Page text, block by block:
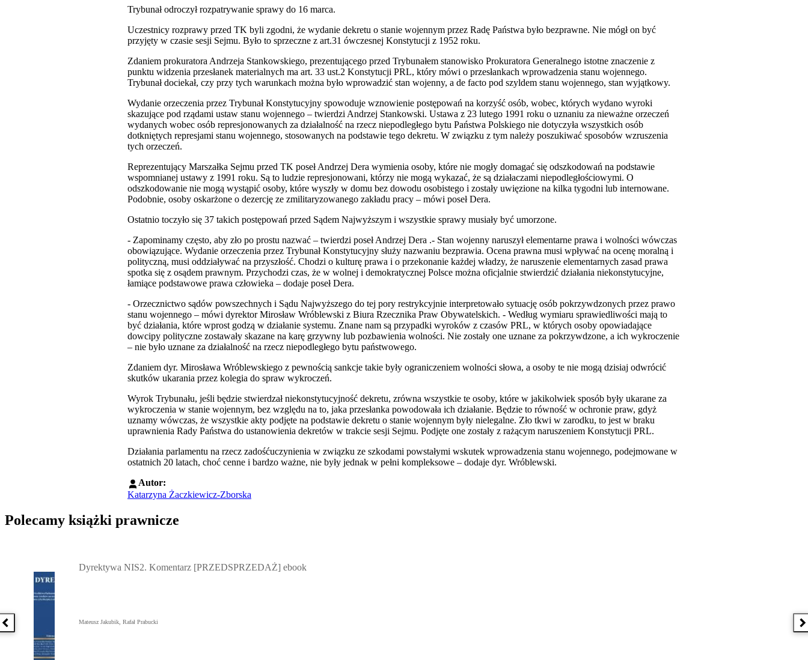
Trybunał odroczył rozpatrywanie sprawy do 16 marca.
Uczestnicy rozprawy przed TK byli zgodni, że wydanie dekretu o stanie wojennym przez Radę Państwa było bezprawne. Nie mógł on być
przyjęty w czasie sesji Sejmu. Było to sprzeczne z art.31 ówczesnej Konstytucji z 1952 roku.
Zdaniem prokuratora Andrzeja Stankowskiego, prezentującego przed Trybunałem stanowisko Prokuratora Generalnego istotne znaczenie z
punktu widzenia przesłanek materialnych ma art. 33 ust.2 Konstytucji PRL, który mówi o przesłankach wprowadzenia stanu wojennego.
Trybunał dociekał, czy przy tych warunkach można było wprowadzić stan wojenny, a de facto pod szyldem stanu wojennego, stan wyjątkowy.
Wydanie orzeczenia przez Trybunał Konstytucyjny spowoduje wznowienie postępowań na korzyść osób, wobec, których wydano wyroki
skazujące pod rządami ustaw stanu wojennego – twierdzi Andrzej Stankowski. Ustawa z 23 lutego 1991 roku o uznaniu za nieważne orzeczeń
wydanych wobec osób represjonowanych za działalność na rzecz niepodległego bytu Państwa Polskiego nie dotyczyła wszystkich osób
dotkniętych represjami stanu wojennego, stosowanych na podstawie tego dekretu. W związku z tym należy poszukiwać sposobów wzruszenia
tych orzeczeń.
Reprezentujący Marszałka Sejmu przed TK poseł Andrzej Dera wymienia osoby, które nie mogły domagać się odszkodowań na podstawie
wspomnianej ustawy z 1991 roku. Są to ludzie represjonowani, którzy nie mogą wykazać, że są działaczami niepodległościowymi. O
odszkodowanie nie mogą wystąpić osoby, które wyszły w domu bez dowodu osobistego i zostały uwięzione na kilka tygodni lub internowane.
Podobnie, osoby oskarżone o dezercję ze zmilitaryzowanego zakładu pracy – mówi poseł Dera.
Ostatnio toczyło się 37 takich postępowań przed Sądem Najwyższym i wszystkie sprawy musiały być umorzone.
- Zapominamy często, aby zło po prostu nazwać – twierdzi poseł Andrzej Dera .- Stan wojenny naruszył elementarne prawa i wolności wówczas
obowiązujące. Wydanie orzeczenia przez Trybunał Konstytucyjny służy nazwaniu bezprawia. Ocena prawna musi wpływać na ocenę moralną i
polityczną, musi oddziaływać na przyszłość. Chodzi o kulturę prawa i o przekonanie każdej władzy, że naruszenie elementarnych zasad prawa
spotka się z osądem prawnym. Przychodzi czas, że w wolnej i demokratycznej Polsce można oficjalnie stwierdzić działania niekonstytucyjne,
łamiące podstawowe prawa człowieka – dodaje poseł Dera.
- Orzecznictwo sądów powszechnych i Sądu Najwyższego do tej pory restrykcyjnie interpretowało sytuację osób pokrzywdzonych przez prawo
stanu wojennego – mówi dyrektor Mirosław Wróblewski z Biura Rzecznika Praw Obywatelskich. - Według wymiaru sprawiedliwości mają to
być działania, które wprost godzą w działanie systemu. Znane nam są przypadki wyroków z czasów PRL, w których osoby opowiadające
dowcipy polityczne zostawały skazane na karę grzywny lub pozbawienia wolności. Nie zostały one uznane za pokrzywdzone, a ich wykroczenie
– nie było uznane za działalność na rzecz niepodległego bytu państwowego.
Zdaniem dyr. Mirosława Wróblewskiego z pewnością sankcje takie były ograniczeniem wolności słowa, a osoby te nie mogą dzisiaj odwrócić
skutków ukarania przez kolegia do spraw wykroczeń.
Wyrok Trybunału, jeśli będzie stwierdzał niekonstytucyjność dekretu, zrówna wszystkie te osoby, które w jakikolwiek sposób były ukarane za
wykroczenia w stanie wojennym, bez względu na to, jaka przesłanka powodowała ich działanie. Będzie to równość w ochronie praw, gdyż
uznamy wówczas, że wszystkie akty podjęte na podstawie dekretu o stanie wojennym były nielegalne. Zło tkwi w zarodku, to jest w braku
uprawnienia Rady Państwa do ustanowienia dekretów w trakcie sesji Sejmu. Podjęte one zostały z rażącym naruszeniem Konstytucji PRL.
Działania parlamentu na rzecz zadośćuczynienia w związku ze szkodami powstałymi wskutek wprowadzenia stanu wojennego, podejmowane w
ostatnich 20 latach, choć cenne i bardzo ważne, nie były jednak w pełni kompleksowe – dodaje dyr. Wróblewski.
Autor:
Katarzyna Żaczkiewicz-Zborska
Polecamy książki prawnicze
Poprzednia książka
Dyrektywa NIS2. Komentarz [PRZEDSPRZEDAŻ] ebook
Mateusz Jakubik, Rafał Prabucki